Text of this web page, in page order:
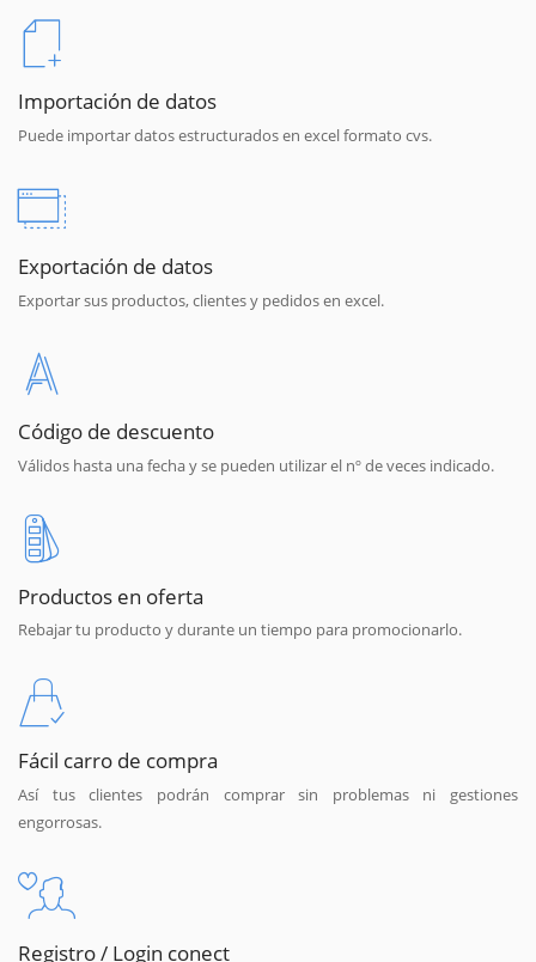
Importación de datos
Puede importar datos estructurados en excel formato cvs.
Exportación de datos
Exportar sus productos, clientes y pedidos en excel.
Código de descuento
Válidos hasta una fecha y se pueden utilizar el nº de veces indicado.
Productos en oferta
Rebajar tu producto y durante un tiempo para promocionarlo.
Fácil carro de compra
Así tus clientes podrán comprar sin problemas ni gestiones
engorrosas.
Registro / Login conect